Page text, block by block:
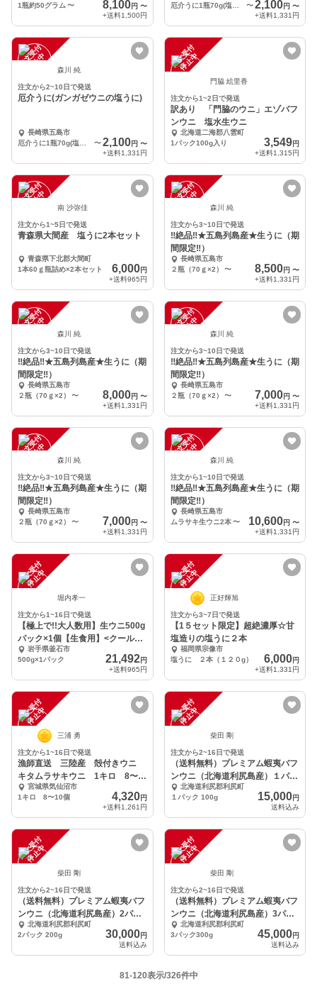
1瓶約50グラム 〜 8,100円 〜
+送料1,500円
厄介うに1瓶70g(塩うに) 〜2,100円 〜
+送料1,331円
注
文
受
付
停
止
中 森川 純
注文から2~10日で発送
厄介うに(ガンガゼウニの塩うに)
長崎県五島市
〜 2,100円 〜
+送料1,331円
注
文
受
付
停
止
中
門脇 絵里香
注文から1~2日で発送
訳あり 「門脇のウニ」エゾバフ
ンウニ 塩水生ウニ
北海道二海郡八雲町
1パック100g入り
3,549円
+送料1,315円
注
文
受
付
停
止
中 南 沙弥佳
注文から1~5日で発送
青森県大間産 塩うに2本セット
青森県下北郡大間町
1本60ｇ瓶詰め×2本セット
6,000円
+送料965円
注
文
受
付
停
止
中 森川 純
注文から3~10日で発送
‼絶品‼★五島列島産★生うに（期
間限定‼）
長崎県五島市
２瓶（70ｇ×2）
〜 8,500円 〜
+送料1,331円
注
文
受
付
停
止
中 森川 純
注文から3~10日で発送
‼絶品‼★五島列島産★生うに（期
間限定‼）
長崎県五島市
２瓶（70ｇ×2）
〜 8,000円 〜
+送料1,331円
注
文
受
付
停
止
中 森川 純
注文から3~10日で発送
‼絶品‼★五島列島産★生うに（期
間限定‼）
長崎県五島市
２瓶（70ｇ×2）
〜 7,000円 〜
+送料1,331円
注
文
受
付
停
止
中 森川 純
注文から3~10日で発送
‼絶品‼★五島列島産★生うに（期
間限定‼）
長崎県五島市
２瓶（70ｇ×2）
〜 7,000円 〜
+送料1,331円
注
文
受
付
停
止
中 森川 純
注文から1~10日で発送
‼絶品‼★五島列島産★生うに（期
間限定‼）
長崎県五島市
ムラサキ生ウニ2本 〜 10,600円 〜
+送料1,331円
注
文
受
付
停
止
中
堀内孝一
注文から1~16日で発送
【極上で!!大人数用】生ウニ500g
パック×1個【生食用】<クール便
発送>岩手県釜石市
500g×1パック
21,492円
+送料965円
注
文
受
付
停
止
中
正好輝旭
注文から3~7日で発送
【1５セット限定】超絶濃厚☆甘
塩造りの塩うに２本
福岡県宗像市
塩うに ２本（１２０g）
6,000円
+送料1,331円
注
文
受
付
停
止
中
三浦 勇
注文から1~16日で発送
漁師直送 三陸産 殻付きウニ
キタムラサキウニ 1キロ 8〜
10個宮城県気仙沼市
1キロ 8〜10個
4,320円
+送料1,261円
注
文
受
付
停
止
中
柴田 剛
注文から2~16日で発送
（送料無料）プレミアム蝦夷バフ
ンウニ（北海道利尻島産）１パッ
ク100g
北海道利尻郡利尻町
１パック 100g
15,000円
送料込み
注
文
受
付
停
止
中
柴田 剛
注文から2~16日で発送
（送料無料）プレミアム蝦夷バフ
ンウニ（北海道利尻島産）2パッ
ク200g
北海道利尻郡利尻町
2パック 200g
30,000円
送料込み
注
文
受
付
停
止
中
柴田 剛
注文から2~16日で発送
（送料無料）プレミアム蝦夷バフ
ンウニ（北海道利尻島産）3パッ
ク300g
北海道利尻郡利尻町
3パック300g
45,000円
送料込み
81-120表示/326件中